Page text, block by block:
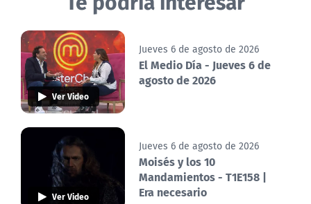
Ver Video
Jueves 6 de agosto de 2026
El Medio Día - Jueves 6 de
agosto de 2026
Ver Video
Jueves 6 de agosto de 2026
Moisés y los 10
Mandamientos - T1E158 |
Era necesario